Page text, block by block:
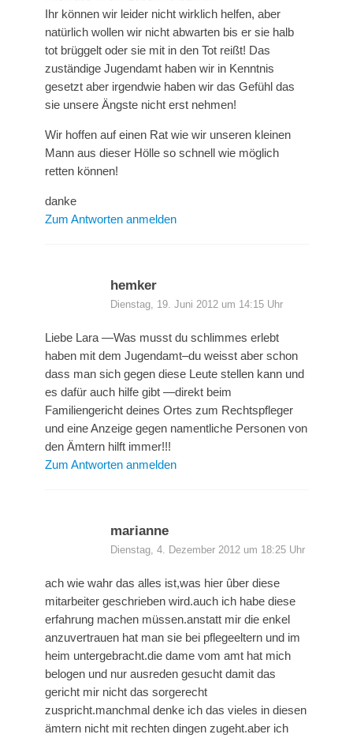
Ihr können wir leider nicht wirklich helfen, aber
natürlich wollen wir nicht abwarten bis er sie halb
tot brüggelt oder sie mit in den Tot reißt! Das
zuständige Jugendamt haben wir in Kenntnis
gesetzt aber irgendwie haben wir das Gefühl das
sie unsere Ängste nicht erst nehmen!
Wir hoffen auf einen Rat wie wir unseren kleinen
Mann aus dieser Hölle so schnell wie möglich
retten können!
danke
Zum Antworten anmelden
hemker
Dienstag, 19. Juni 2012 um 14:15 Uhr
Liebe Lara —Was musst du schlimmes erlebt
haben mit dem Jugendamt–du weisst aber schon
dass man sich gegen diese Leute stellen kann und
es dafür auch hilfe gibt —direkt beim
Familiengericht deines Ortes zum Rechtspfleger
und eine Anzeige gegen namentliche Personen von
den Ämtern hilft immer!!!
Zum Antworten anmelden
marianne
Dienstag, 4. Dezember 2012 um 18:25 Uhr
ach wie wahr das alles ist,was hier ûber diese
mitarbeiter geschrieben wird.auch ich habe diese
erfahrung machen müssen.anstatt mir die enkel
anzuvertrauen hat man sie bei pflegeeltern und im
heim untergebracht.die dame vom amt hat mich
belogen und nur ausreden gesucht damit das
gericht mir nicht das sorgerecht
zuspricht.manchmal denke ich das vieles in diesen
ämtern nicht mit rechten dingen zugeht.aber ich